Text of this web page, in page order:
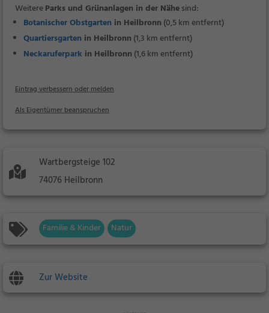
WeitereParks und Grünanlagen in der Nähesind:
Botanischer Obstgarten in Heilbronn (0,5 km entfernt)
Quartiersgarten in Heilbronn (1,3 km entfernt)
Neckaruferpark in Heilbronn (1,6 km entfernt)
Eintrag verbessern oder melden
Als Eigentümer beanspruchen
Wartbergsteige 102
74076 Heilbronn
Familie & Kinder Natur
Zur Website